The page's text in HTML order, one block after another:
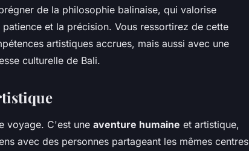
de la philosophie balinaise, qui valorise
et la précision. Vous ressortirez de cette
artistiques accrues, mais aussi avec une
culturelle de Bali.
voyage. C'est une aventure humaine et artistique,
avec des personnes partageant les mêmes centres